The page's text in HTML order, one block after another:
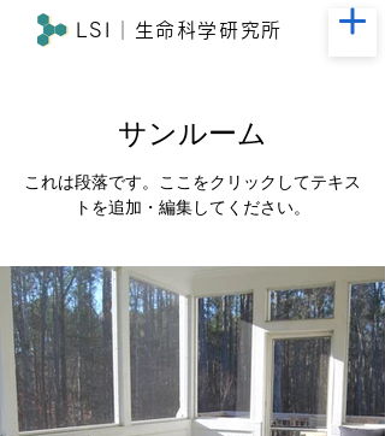
SI │生命科学研究所
サンルーム
これは段落です。ここをクリックしてテキス
トを追加・編集してください。